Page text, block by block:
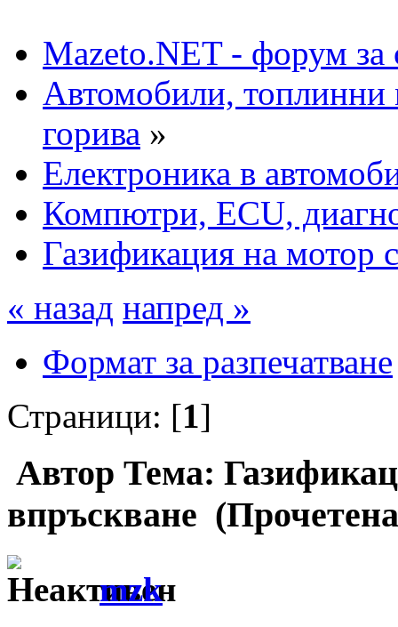
Mazeto.NET - форум за
Автомобили,
горива »
Електроника в
Компютри, ECU,
Газификация на мотор
« назад напред »
Формат за разпечатване
Страници: [1]
Автор Тема:
впръскване
mzk